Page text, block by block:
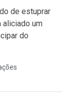
de estuprar
aliciado um
do